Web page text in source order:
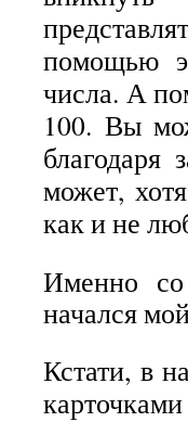
помощью
числа. А
100. Вы
может,
как и не
Именно со
начался
Кстати, в